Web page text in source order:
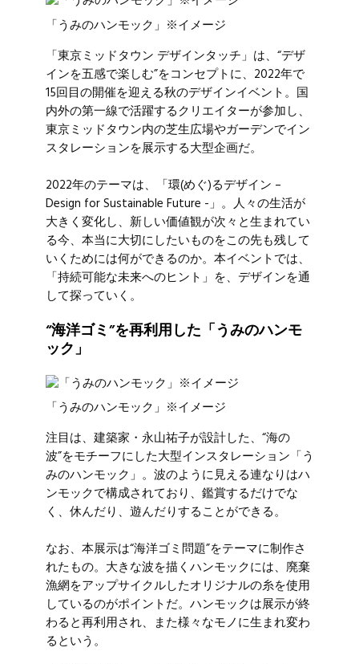
「うみのハンモック」※イメージ
「東京ミッドタウン デザインタッチ」は、“デザ
インを五感で楽しむ”をコンセプトに、2022年で
15回目の開催を迎える秋のデザインイベント。国
内外の第一線で活躍するクリエイターが参加し、
東京ミッドタウン内の芝生広場やガーデンでイン
スタレーションを展示する大型企画だ。
2022年のテーマは、「環(めぐ)るデザイン –
Design for Sustainable Future -」。人々の生活が
大きく変化し、新しい価値観が次々と生まれてい
る今、本当に大切にしたいものをこの先も残して
いくためには何ができるのか。本イベントでは、
「持続可能な未来へのヒント」を、デザインを通
して探っていく。
“海洋ゴミ”を再利用した「うみのハンモ
ック」
「うみのハンモック」※イメージ
注目は、建築家・永山祐子が設計した、“海の
波”をモチーフにした大型インスタレーション「う
みのハンモック」。波のように見える連なりはハ
ンモックで構成されており、鑑賞するだけでな
く、休んだり、遊んだりすることができる。
なお、本展示は“海洋ゴミ問題”をテーマに制作さ
れたもの。大きな波を描くハンモックには、廃棄
漁網をアップサイクルしたオリジナルの糸を使用
しているのがポイントだ。ハンモックは展示が終
わると再利用され、また様々なモノに生まれ変わ
るという。